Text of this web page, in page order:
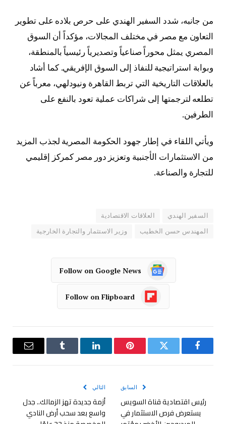
من جانبه، شدد السفير الهندي على حرص بلاده على تطوير
التعاون مع مصر في مختلف المجالات، مؤكداً أن السوق
المصري يمثل محوراً صناعياً وتصديرياً رئيسياً بالمنطقة،
وبوابة استراتيجية للنفاذ إلى السوق الإفريقي. كما أشاد
بالعلاقات التاريخية التي تربط القاهرة ونيودلهي، معرباً عن
تطلعه لترجمتها إلى شراكات عملية تعود بالنفع على
الطرفين.
ويأتي اللقاء في إطار جهود الحكومة المصرية لجذب المزيد
من الاستثمارات الأجنبية وتعزيز دور مصر كمركز إقليمي
للتجارة والصناعة.
السفير الهندي العلاقات الاقتصادية
المهندس حسن الخطيب وزير الاستثمار والتجارة الخارجية
Follow on Google News
Follow on Flipboard
فيسبوك تويتر بينتيريستلينكدإن Tumblr
البريد
السابق
رئيس اقتصادية قناة السويس
يستعرض فرص الاستثمار في
التالي
أزمة جديدة تهز الزمالك.. جدل
واسع بعد سحب أرض النادي